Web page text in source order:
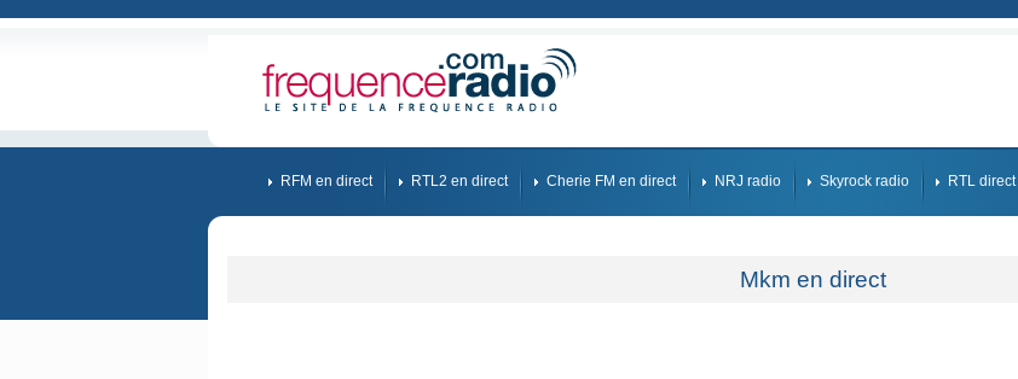
RFM en direct RTL2 en direct Cherie FM en direct NRJ radio Skyrock radio RTL direct
Mkm en direct